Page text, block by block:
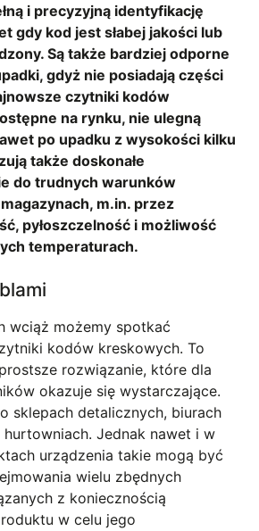
i precyzyjną identyfikację
gdy kod jest słabej jakości lub
Są także bardziej odporne
gdyż nie posiadają części
czytniki kodów
na rynku, nie ulegną
po upadku z wysokości kilku
także doskonałe
do trudnych warunków
m.in. przez
pyłoszczelność i możliwość
temperaturach.
wciąż możemy spotkać
kodów kreskowych. To
rozwiązanie, które dla
okazuje się wystarczające.
sklepach detalicznych, biurach
Jednak nawet i w
urządzenia takie mogą być
wielu zbędnych
z koniecznością
w celu jego